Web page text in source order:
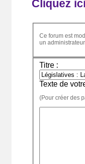
Cliquez
Ce forum est
un administrateur
Titre :
Texte de
(Pour créer des